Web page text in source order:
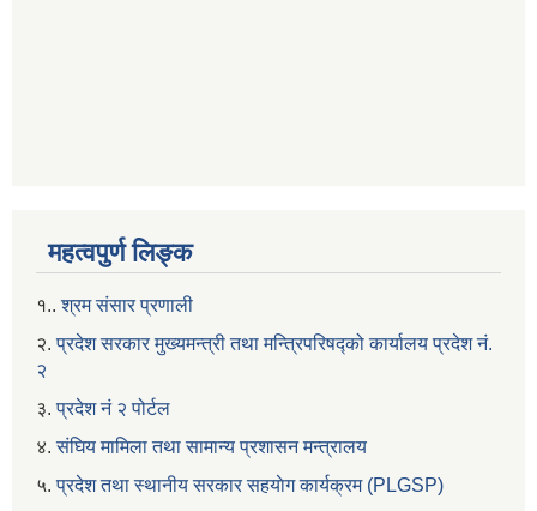
महत्वपुर्ण लिङ्क
१..श्रम संसार प्रणाली
२. प्रदेश सरकार मुख्यमन्त्री तथा मन्त्रिपरिषद्को कार्यालय प्रदेश नं.
२
३.प्रदेश नं २ पोर्टल
४.संघिय मामिला तथा सामान्य प्रशासन मन्त्रालय
५.प्रदेश तथा स्थानीय सरकार सहयाेग कार्यक्रम (PLGSP)